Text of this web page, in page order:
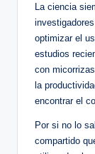
La ciencia
optimizar el
estudios
con
la
encontrar el
Por si no lo
compartido